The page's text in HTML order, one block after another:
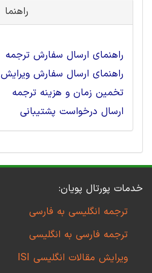
راهنما
راهنمای ارسال سفارش ترجمه
راهنمای ارسال سفارش ویرایش
تخمین زمان و هزینه ترجمه
ارسال درخواست پشتیبانی
خدمات پورتال پویان:
ترجمه انگلیسی به فارسی
ترجمه فارسی به انگلیسی
ویرایش مقالات انگلیسی ISI